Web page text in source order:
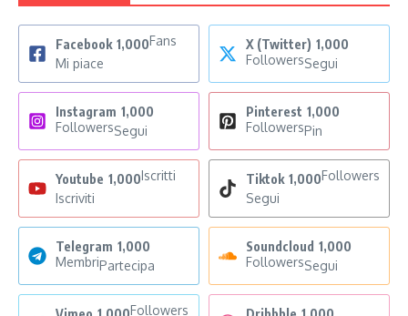
Facebook 1,000Fans
Mi piace
X (Twitter) 1,000
FollowersSegui
Instagram 1,000
FollowersSegui
Pinterest 1,000
FollowersPin
Youtube 1,000Iscritti
Iscriviti
Tiktok 1,000Followers
Segui
Telegram 1,000
MembriPartecipa
Soundcloud 1,000
FollowersSegui
Followers